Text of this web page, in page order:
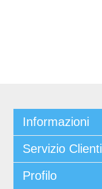
Informazioni
Servizio Clienti
Profilo